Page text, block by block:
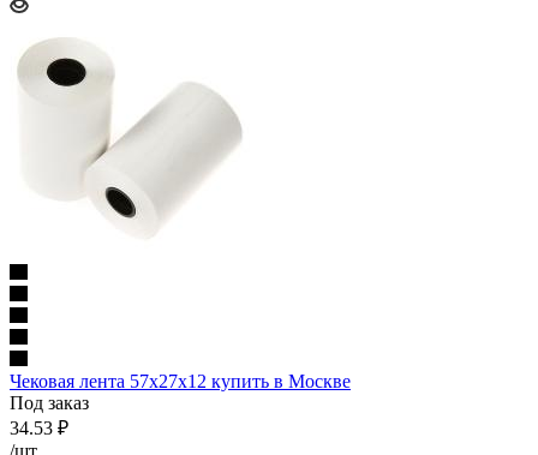
Чековая лента 57х27х12 купить в Москве
Под заказ
34.53 ₽
/шт